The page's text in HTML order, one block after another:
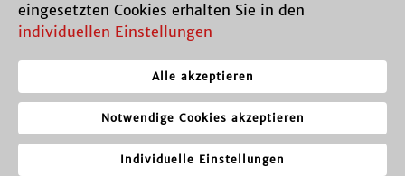
eingesetzten Cookies erhalten Sie in den
individuellen Einstellungen
Alle akzeptieren
Notwendige Cookies akzeptieren
Individuelle Einstellungen